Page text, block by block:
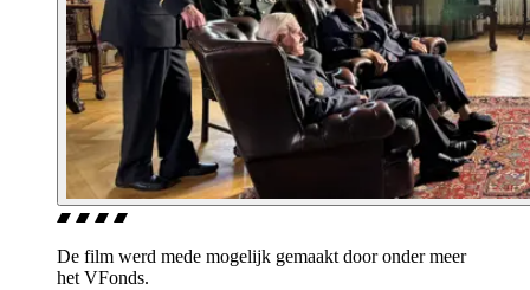
De film werd mede mogelijk gemaakt door onder meer
het VFonds.